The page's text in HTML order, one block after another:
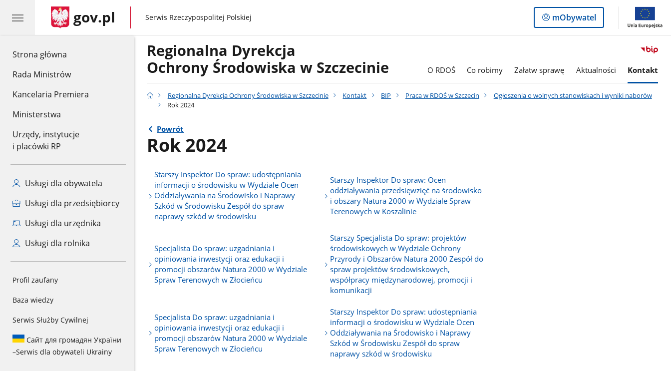
Strona główna
Rada Ministrów
Kancelaria Premiera
Ministerstwa
Urzędy, instytucje
i placówki RP
Usługi dla obywatela
Usługi dla przedsiębiorcy
Usługi dla urzędnika
Usługi dla rolnika
Profil zaufany
Baza wiedzy
Serwis Służby Cywilnej
Сайт для громадян України
–Serwis dla obywateli Ukrainy
gov.pl gov.pl
Serwis Rzeczypospolitej Polskiej
Logowanie
do
mObywatel
Regionalna Dyrekcja
Ochrony Środowiska w Szczecinie
O RDOŚ Co robimy Załatw sprawę Aktualności Kontakt
Regionalna Dyrekcja Ochrony Środowiska w Szczecinie Kontakt BIP Praca w RDOŚ w Szczecin
Ogłoszenia o wolnych stanowiskach i wyniki naborów
Rok 2024
Powrót
Rok 2024
Starszy Inspektor Do spraw: udostępniania
informacji o środowisku w Wydziale Ocen
Oddziaływania na Środowisko i Naprawy
Szkód w Środowisku Zespół do spraw
naprawy szkód w środowisku
Starszy Inspektor Do spraw: Ocen
oddziaływania przedsięwzięć na środowisko
i obszary Natura 2000 w Wydziale Spraw
Terenowych w Koszalinie
Specjalista Do spraw: uzgadniania i
opiniowania inwestycji oraz edukacji i
promocji obszarów Natura 2000 w Wydziale
Spraw Terenowych w Złocieńcu
Starszy Specjalista Do spraw: projektów
środowiskowych w Wydziale Ochrony
Przyrody i Obszarów Natura 2000 Zespół do
spraw projektów środowiskowych,
współpracy międzynarodowej, promocji i
komunikacji
Specjalista Do spraw: uzgadniania i
opiniowania inwestycji oraz edukacji i
promocji obszarów Natura 2000 w Wydziale
Spraw Terenowych w Złocieńcu
Starszy Inspektor Do spraw: udostępniania
informacji o środowisku w Wydziale Ocen
Oddziaływania na Środowisko i Naprawy
Szkód w Środowisku Zespół do spraw
naprawy szkód w środowisku